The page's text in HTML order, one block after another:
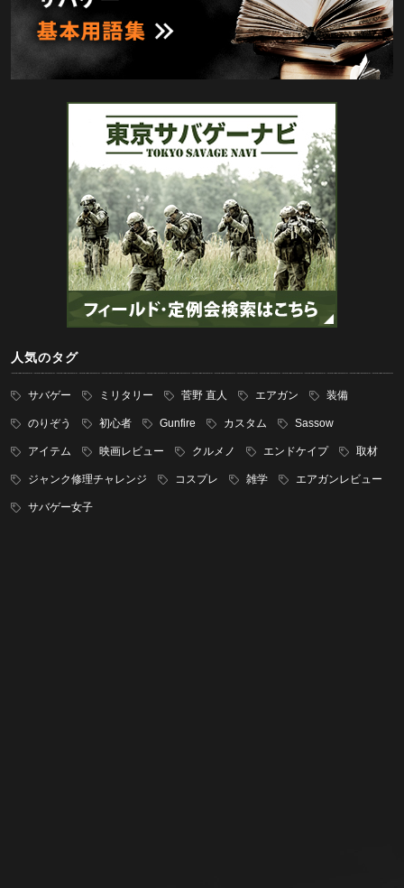
人気のタグ
サバゲー ミリタリー 菅野 直人 エアガン 装備
のりぞう 初心者 Gunfire カスタム Sassow
アイテム 映画レビュー クルメノ エンドケイプ 取材
ジャンク修理チャレンジ コスプレ 雑学 エアガンレビュー
サバゲー女子